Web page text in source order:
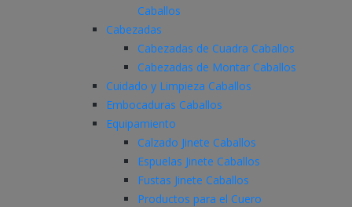
Caballos
Cabezadas
Cabezadas de Cuadra Caballos
Cabezadas de Montar Caballos
Cuidado y Limpieza Caballos
Embocaduras Caballos
Equipamiento
Calzado Jinete Caballos
Espuelas Jinete Caballos
Fustas Jinete Caballos
Productos para el Cuero